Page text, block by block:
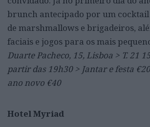
brunch antecipado por um
de marshmallows e brigadeiros,
faciais e jogos para os mais
Duarte Pacheco, 15, Lisboa > T. 21
partir das 19h30 > Jantar e festa
ano novo €40
Hotel Myriad